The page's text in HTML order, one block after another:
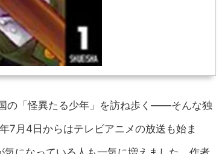
の「怪異たる少年」を訪ね歩く——そんな独
7月4日からはテレビアニメの放送も始ま